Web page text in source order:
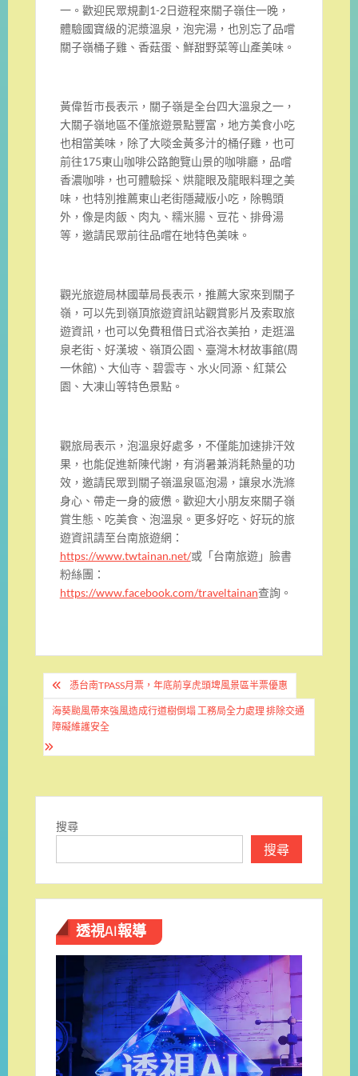
一。歡迎民眾規劃1-2日遊程來關子嶺住一晚，
體驗國寶級的泥漿溫泉，泡完湯，也別忘了品嚐
關子嶺桶子雞、香菇蛋、鮮甜野菜等山產美味。
黃偉哲市長表示，關子嶺是全台四大溫泉之一，
大關子嶺地區不僅旅遊景點豐富，地方美食小吃
也相當美味，除了大啖金黃多汁的桶仔雞，也可
前往175東山咖啡公路飽覽山景的咖啡廳，品嚐
香濃咖啡，也可體驗採、烘龍眼及龍眼料理之美
味，也特別推薦東山老街隱藏版小吃，除鴨頭
外，像是肉飯、肉丸、糯米腸、豆花、排骨湯
等，邀請民眾前往品嚐在地特色美味。
觀光旅遊局林國華局長表示，推薦大家來到關子
嶺，可以先到嶺頂旅遊資訊站觀賞影片及索取旅
遊資訊，也可以免費租借日式浴衣美拍，走逛溫
泉老街、好漢坡、嶺頂公園、臺灣木材故事館(周
一休館)、大仙寺、碧雲寺、水火同源、紅葉公
園、大凍山等特色景點。
觀旅局表示，泡溫泉好處多，不僅能加速排汗效
果，也能促進新陳代謝，有消暑兼消耗熱量的功
效，邀請民眾到關子嶺溫泉區泡湯，讓泉水洗滌
身心、帶走一身的疲憊。歡迎大小朋友來關子嶺
賞生態、吃美食、泡溫泉。更多好吃、好玩的旅
遊資訊請至台南旅遊網：
https://www.twtainan.net/或「台南旅遊」臉書
粉絲團：
https://www.facebook.com/traveltainan查詢。
文
章
導
覽
憑台南TPASS月票，年底前享虎頭埤風景區半票優惠
海葵颱風帶來強風造成行道樹倒塌 工務局全力處理 排除交通
障礙維護安全
搜尋
搜尋
透視AI報導